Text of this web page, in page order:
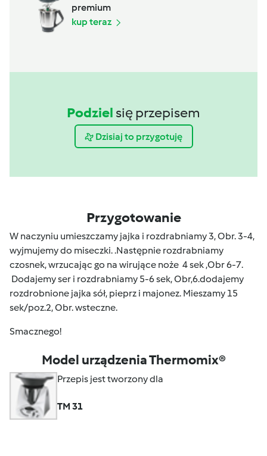
premium
kup teraz
Podziel się przepisem
Dzisiaj to przygotuję
Przygotowanie
W naczyniu umieszczamy jajka i rozdrabniamy 3, Obr. 3-4,
wyjmujemy do miseczki. .Następnie rozdrabniamy
czosnek, wrzucając go na wirujące noże 4 sek ,Obr 6-7.
Dodajemy ser i rozdrabniamy 5-6 sek, Obr,6.dodajemy
rozdrobnione jajka sół, pieprz i majonez. Mieszamy 15
sek/poz.2, Obr. wsteczne.
Smacznego!
Model urządzenia Thermomix®
Przepis jest tworzony dla
TM 31